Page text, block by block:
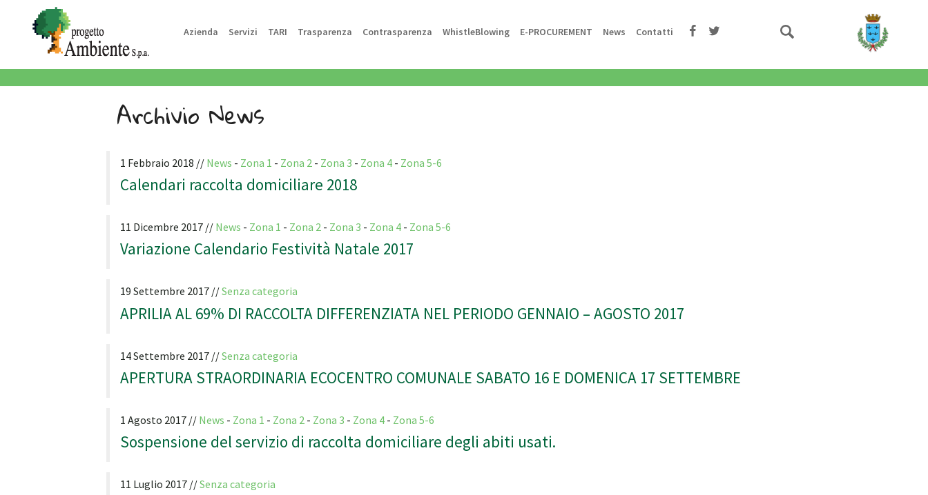
Azienda Servizi TARI Trasparenza Contrasparenza WhistleBlowing E-PROCUREMENT News Contatti
Archivio News
1 Febbraio 2018 // News - Zona 1 - Zona 2 - Zona 3 - Zona 4 - Zona 5-6
Calendari raccolta domiciliare 2018
11 Dicembre 2017 // News - Zona 1 - Zona 2 - Zona 3 - Zona 4 - Zona 5-6
Variazione Calendario Festività Natale 2017
19 Settembre 2017 //Senza categoria
APRILIA AL 69% DI RACCOLTA DIFFERENZIATA NEL PERIODO GENNAIO – AGOSTO 2017
14 Settembre 2017 //Senza categoria
APERTURA STRAORDINARIA ECOCENTRO COMUNALE SABATO 16 E DOMENICA 17 SETTEMBRE
1 Agosto 2017 // News - Zona 1 - Zona 2 - Zona 3 - Zona 4 - Zona 5-6
Sospensione del servizio di raccolta domiciliare degli abiti usati.
11 Luglio 2017 //Senza categoria